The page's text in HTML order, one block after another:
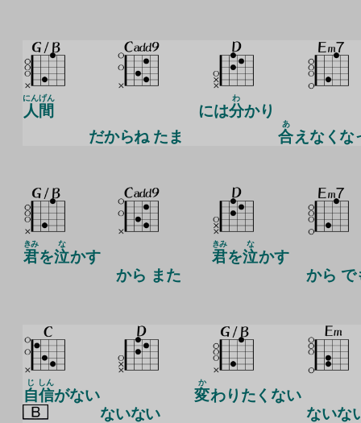
人間
にんげん
だからね たま
には分
わ
かり
合
あ
えなくな
君
きみ
を泣
な
かす
から また
君
きみ
を泣
な
かす
から で
自
じ
信
しん
がない
ないない
変
か
わりたくない
ないな